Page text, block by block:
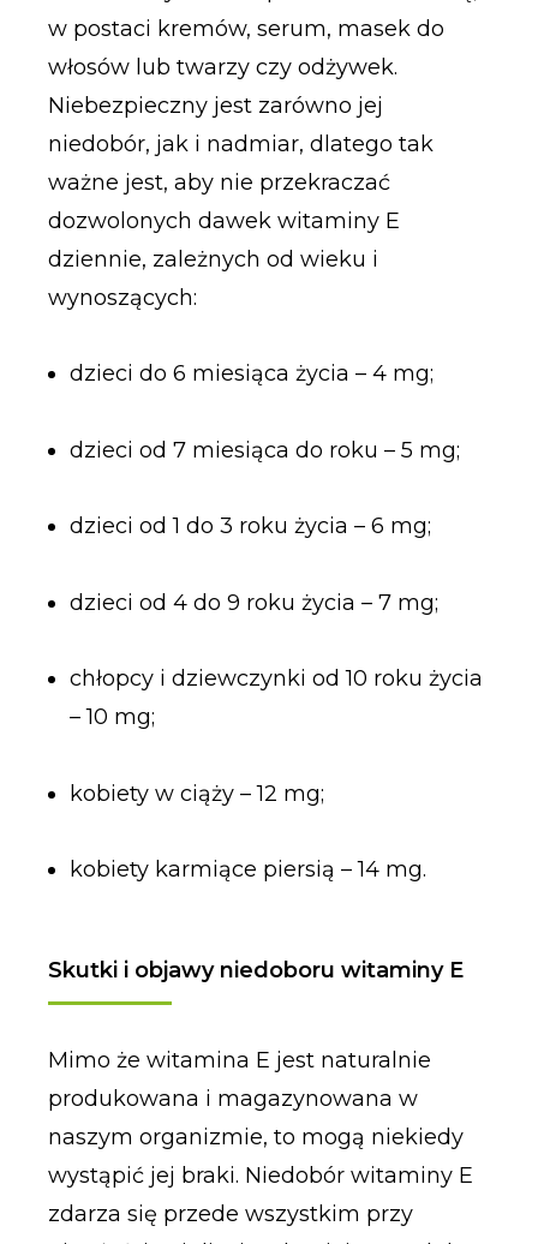
w postaci kremów, serum, masek do
włosów lub twarzy czy odżywek.
Niebezpieczny jest zarówno jej
niedobór, jak i nadmiar, dlatego tak
ważne jest, aby nie przekraczać
dozwolonych dawek witaminy E
dziennie, zależnych od wieku i
wynoszących:
dzieci do 6 miesiąca życia – 4 mg;
dzieci od 7 miesiąca do roku – 5 mg;
dzieci od 1 do 3 roku życia – 6 mg;
dzieci od 4 do 9 roku życia – 7 mg;
chłopcy i dziewczynki od 10 roku życia
– 10 mg;
kobiety w ciąży – 12 mg;
kobiety karmiące piersią – 14 mg.
Skutki i objawy niedoboru witaminy E
Mimo że witamina E jest naturalnie
produkowana i magazynowana w
naszym organizmie, to mogą niekiedy
wystąpić jej braki. Niedobór witaminy E
zdarza się przede wszystkim przy